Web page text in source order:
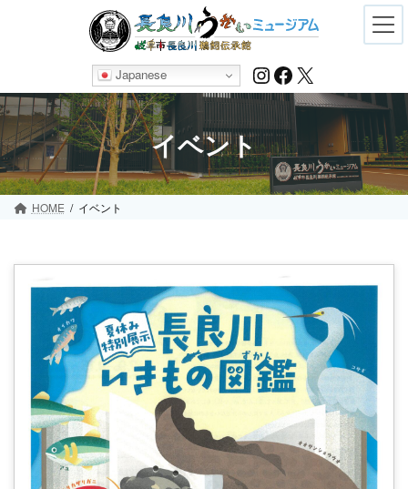
Japanese Instagram
Facebook
X
イベント
HOME イベント